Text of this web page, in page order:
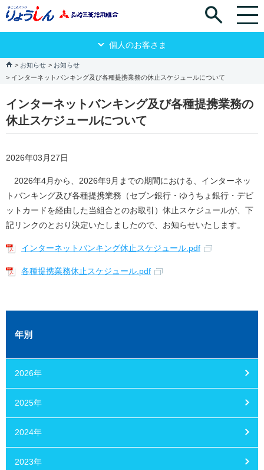
個人のお客さま
お知らせ
お知らせ
インターネットバンキング及び各種提携業務の休止スケジュールについて
インターネットバンキング及び各種提携業務の
休止スケジュールについて
2026年03月27日
2026年4月から、2026年9月までの期間における、インターネッ
トバンキング及び各種提携業務（セブン銀行・ゆうちょ銀行・デビ
ットカードを経由した当組合とのお取引）休止スケジュールが、下
記リンクのとおり決定いたしましたので、お知らせいたします。
インターネットバンキング休止スケジュール.pdf
各種提携業務休止スケジュール.pdf
年別
2026年
2025年
2024年
2023年